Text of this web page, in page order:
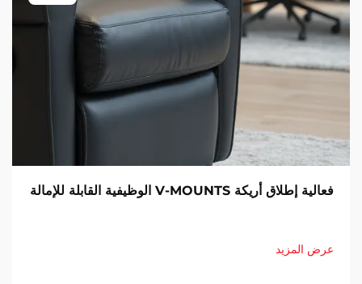
فعالية إطلاق أريكة V-MOUNTS الوظيفية القابلة للإمالة
عرض المزيد